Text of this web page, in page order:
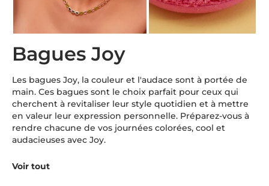
Bagues Joy
Les bagues Joy, la couleur et l'audace sont à portée de
main. Ces bagues sont le choix parfait pour ceux qui
cherchent à revitaliser leur style quotidien et à mettre
en valeur leur expression personnelle. Préparez-vous à
rendre chacune de vos journées colorées, cool et
audacieuses avec Joy.
Voir tout